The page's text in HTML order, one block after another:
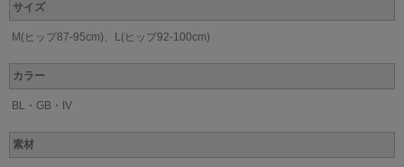
サイズ
M(ヒップ87-95cm)、L(ヒップ92-100cm)
カラー
BL・GB・IV
素材